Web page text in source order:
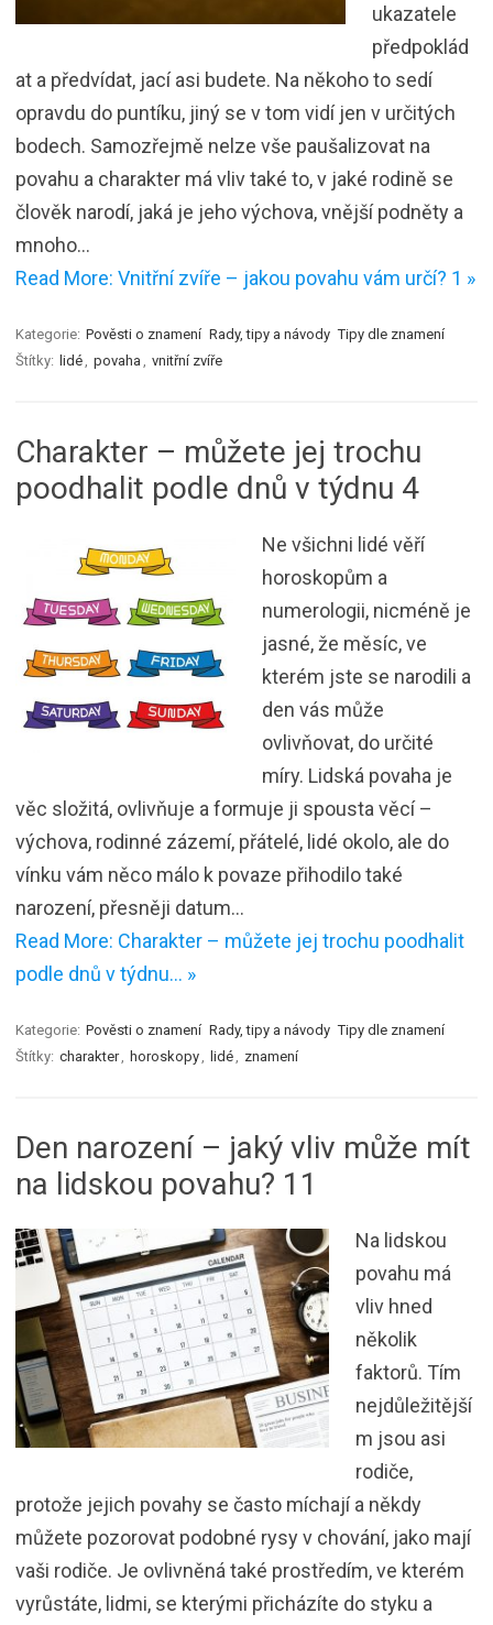
ukazatele
předpoklád
at a předvídat, jací asi budete. Na někoho to sedí
opravdu do puntíku, jiný se v tom vidí jen v určitých
bodech. Samozřejmě nelze vše paušalizovat na
povahu a charakter má vliv také to, v jaké rodině se
člověk narodí, jaká je jeho výchova, vnější podněty a
mnoho…
Read More: Vnitřní zvíře – jakou povahu vám určí? 1 »
Kategorie: Pověsti o znamení Rady, tipy a návody Tipy dle znamení
Štítky: lidé povaha vnitřní zvíře
Charakter – můžete jej trochu
poodhalit podle dnů v týdnu 4
Ne všichni lidé věří
horoskopům a
numerologii, nicméně je
jasné, že měsíc, ve
kterém jste se narodili a
den vás může
ovlivňovat, do určité
míry. Lidská povaha je
věc složitá, ovlivňuje a formuje ji spousta věcí –
výchova, rodinné zázemí, přátelé, lidé okolo, ale do
vínku vám něco málo k povaze přihodilo také
narození, přesněji datum…
Read More: Charakter – můžete jej trochu poodhalit
podle dnů v týdnu… »
Kategorie: Pověsti o znamení Rady, tipy a návody Tipy dle znamení
Štítky: charakter horoskopy lidé znamení
Den narození – jaký vliv může mít
na lidskou povahu? 11
Na lidskou
povahu má
vliv hned
několik
faktorů. Tím
nejdůležitější
m jsou asi
rodiče,
protože jejich povahy se často míchají a někdy
můžete pozorovat podobné rysy v chování, jako mají
vaši rodiče. Je ovlivněná také prostředím, ve kterém
vyrůstáte, lidmi, se kterými přicházíte do styku a